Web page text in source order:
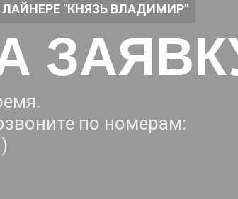
"КНЯЗЬ ВЛАДИМИР"
по номерам: